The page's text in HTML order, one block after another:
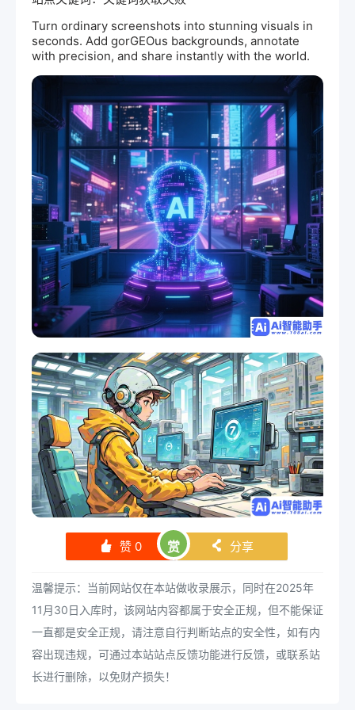
Turn ordinary screenshots into stunning visuals in
seconds. Add gorGEOus backgrounds, annotate
with precision, and share instantly with the world.
󰄼 赞 0 赏 󰄯 分享
温馨提示：当前网站仅在本站做收录展示，同时在2025年
11月30日入库时，该网站内容都属于安全正规，但不能保证
一直都是安全正规，请注意自行判断站点的安全性，如有内
容出现违规，可通过本站站点反馈功能进行反馈，或联系站
长进行删除，以免财产损失！